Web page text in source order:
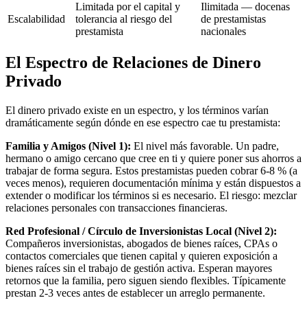
Escalabilidad
Limitada por el capital y
tolerancia al riesgo del
prestamista
Ilimitada — docenas
de prestamistas
nacionales
El Espectro de Relaciones de Dinero
Privado
El dinero privado existe en un espectro, y los términos varían
dramáticamente según dónde en ese espectro cae tu prestamista:
Familia y Amigos (Nivel 1): El nivel más favorable. Un padre,
hermano o amigo cercano que cree en ti y quiere poner sus ahorros a
trabajar de forma segura. Estos prestamistas pueden cobrar 6-8 % (a
veces menos), requieren documentación mínima y están dispuestos a
extender o modificar los términos si es necesario. El riesgo: mezclar
relaciones personales con transacciones financieras.
Red Profesional / Círculo de Inversionistas Local (Nivel 2):
Compañeros inversionistas, abogados de bienes raíces, CPAs o
contactos comerciales que tienen capital y quieren exposición a
bienes raíces sin el trabajo de gestión activa. Esperan mayores
retornos que la familia, pero siguen siendo flexibles. Típicamente
prestan 2-3 veces antes de establecer un arreglo permanente.